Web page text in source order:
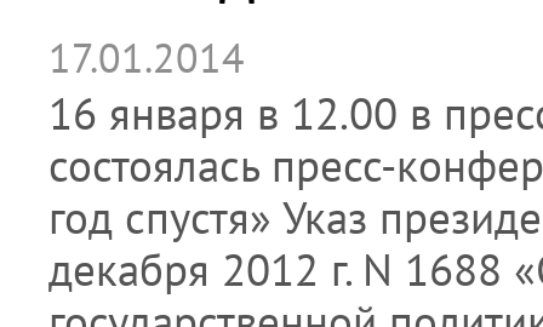
17.01.2014
16 января в 12.00 в
состоялась пресс-
год спустя» Указ
декабря 2012 г. N 1688